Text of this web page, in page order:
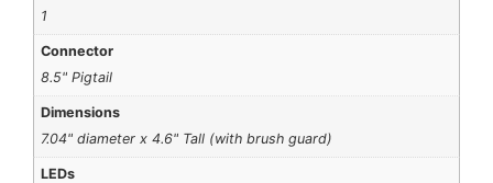
1
Connector
8.5" Pigtail
Dimensions
7.04" diameter x 4.6" Tall (with brush guard)
LEDs